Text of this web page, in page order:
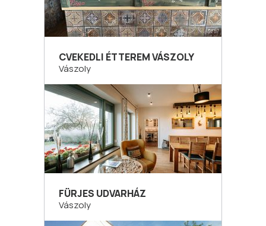
CVEKEDLI ÉTTEREM VÁSZOLY
Vászoly
FÜRJES UDVARHÁZ
Vászoly